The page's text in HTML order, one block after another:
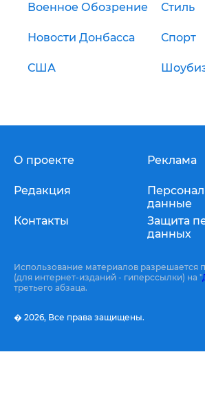
Военное Обозрение Стиль
Новости Донбасса Спорт
США
О проекте
Редакция
Контакты
Реклама
данные
Защита
данных
Использование материалов разрешается
(для интернет-изданий - гиперссылки) на "
третьего абзаца.
� 2026, Все права защищены.